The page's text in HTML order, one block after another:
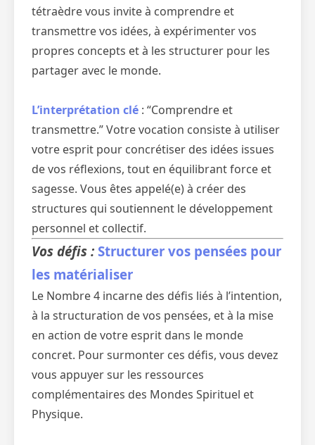
tétraèdre vous invite à comprendre et
transmettre vos idées, à expérimenter vos
propres concepts et à les structurer pour les
partager avec le monde.
L’interprétation clé : “Comprendre et
transmettre.” Votre vocation consiste à utiliser
votre esprit pour concrétiser des idées issues
de vos réflexions, tout en équilibrant force et
sagesse. Vous êtes appelé(e) à créer des
structures qui soutiennent le développement
personnel et collectif.
Vos défis : Structurer vos pensées pour
les matérialiser
Le Nombre 4 incarne des défis liés à l’intention,
à la structuration de vos pensées, et à la mise
en action de votre esprit dans le monde
concret. Pour surmonter ces défis, vous devez
vous appuyer sur les ressources
complémentaires des Mondes Spirituel et
Physique.